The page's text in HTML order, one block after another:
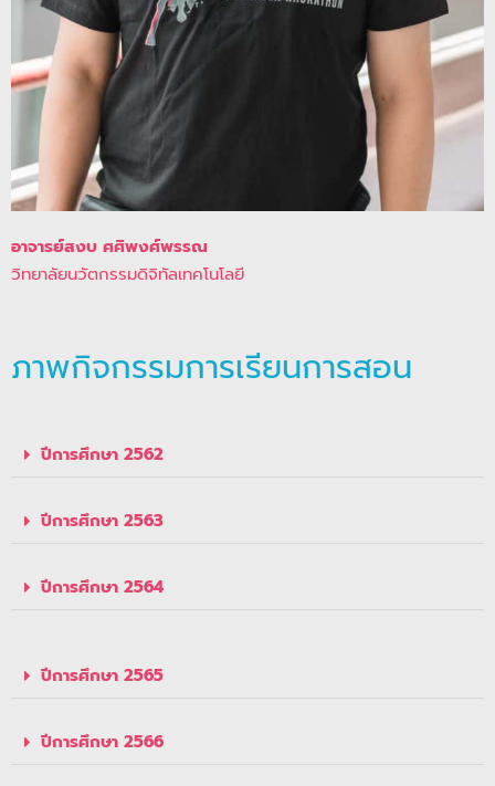
อาจารย์สงบ ศศิพงศ์พรรณ
วิทยาลัยนวัตกรรมดิจิทัลเทคโนโลยี
ภาพกิจกรรมการเรียนการสอน
ปีการศึกษา 2562
ปีการศึกษา 2563
ปีการศึกษา 2564
ปีการศึกษา 2565
ปีการศึกษา 2566